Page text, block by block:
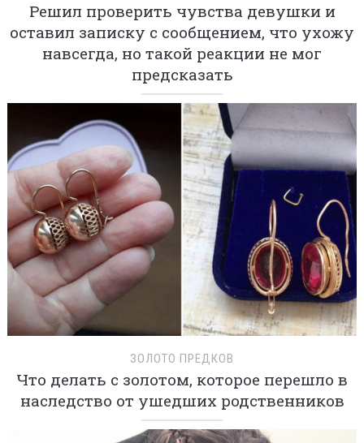
Решил проверить чувства девушки и
оставил записку с сообщением, что ухожу
навсегда, но такой реакции не мог
предсказать
ЗОЛОТО ПРЕДКОВ
Что делать с золотом, которое перешло в
наследство от ушедших родственников